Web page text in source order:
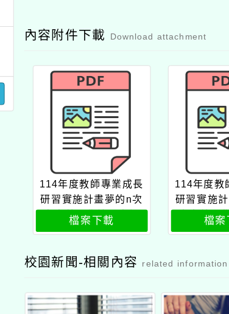
內容附件下載 Download attachment
114年度教師專業成長
研習實施計畫夢的n次
方素養工作坊屏東場
檔案下載
114年度教
研習實施
方素養工
公
檔案
校園新聞-相關內容 related information